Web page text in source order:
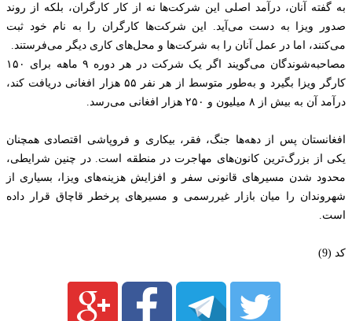
به گفته آنان، درآمد اصلی این شرکت‌ها نه از کار کارگران، بلکه از روند
صدور ویزا به دست می‌آید. این شرکت‌ها کارگران را به نام خود ثبت
می‌کنند، اما در عمل آنان را به شرکت‌ها و محل‌های کاری دیگر می‌فرستند.
مصاحبه‌شوندگان می‌گویند اگر یک شرکت در هر دوره ۹ ماهه برای ۱۵۰
کارگر ویزا بگیرد و به‌طور متوسط از هر نفر ۵۵ هزار افغانی دریافت کند،
درآمد آن به بیش از ۸ میلیون و ۲۵۰ هزار افغانی می‌رسد.
افغانستان پس از دهه‌ها جنگ، فقر، بیکاری و فروپاشی اقتصادی همچنان
یکی از بزرگ‌ترین کانون‌های مهاجرت در منطقه است. در چنین شرایطی،
محدود شدن مسیرهای قانونی سفر و افزایش هزینه‌های ویزا، بسیاری از
شهروندان را میان بازار غیررسمی و مسیرهای پرخطر قاچاق قرار داده
است.
کد (9)